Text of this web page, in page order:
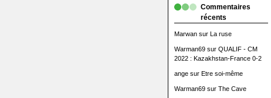
Commentaires
récents
Marwansur La ruse
Warman69sur QUALIF - CM
2022 : Kazakhstan-France 0-2
angesur Etre soi-même
Warman69sur The Cave